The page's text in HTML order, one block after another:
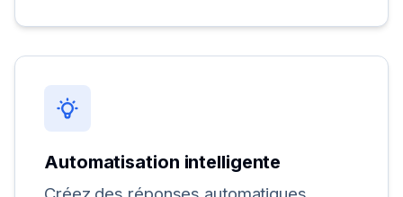
Automatisation intelligente